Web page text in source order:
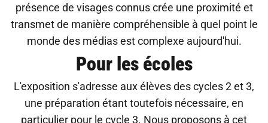
présence de visages connus crée une proximité et
transmet de manière compréhensible à quel point le
monde des médias est complexe aujourd'hui.
Pour les écoles
L'exposition s'adresse aux élèves des cycles 2 et 3,
une préparation étant toutefois nécessaire, en
particulier pour le cycle 3. Nous proposons à cet